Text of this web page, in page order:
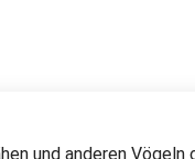
und anderen Vögeln